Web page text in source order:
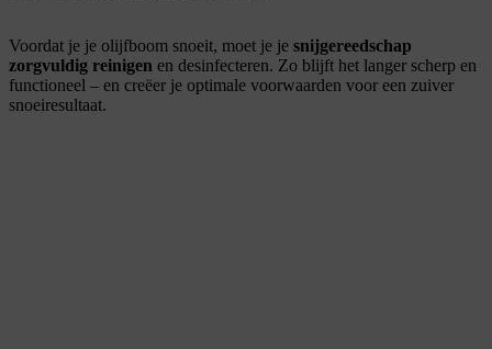
Voordat je je olijfboom snoeit, moet je je snijgereedschap
zorgvuldig reinigen en desinfecteren. Zo blijft het langer scherp en
functioneel – en creëer je optimale voorwaarden voor een zuiver
snoeiresultaat.